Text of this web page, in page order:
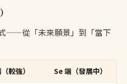
——從「未來願景」到「當下
較強） Se 端（發展中）